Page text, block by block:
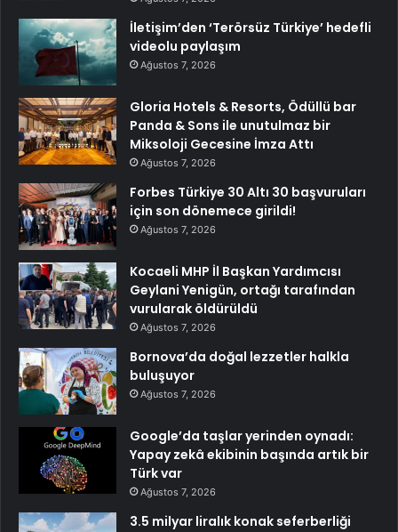
İletişim’den ‘Terörsüz Türkiye’ hedefli
videolu paylaşım
Ağustos 7, 2026
Gloria Hotels & Resorts, Ödüllü bar
Panda & Sons ile unutulmaz bir
Miksoloji Gecesine İmza Attı
Ağustos 7, 2026
Forbes Türkiye 30 Altı 30 başvuruları
için son dönemece girildi!
Ağustos 7, 2026
Kocaeli MHP İl Başkan Yardımcısı
Geylani Yenigün, ortağı tarafından
vurularak öldürüldü
Ağustos 7, 2026
Bornova’da doğal lezzetler halkla
buluşuyor
Ağustos 7, 2026
Google’da taşlar yerinden oynadı:
Yapay zekâ ekibinin başında artık bir
Türk var
Ağustos 7, 2026
3.5 milyar liralık konak seferberliği